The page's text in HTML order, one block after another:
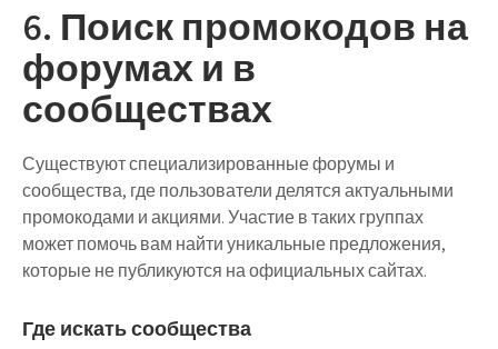
6. Поиск промокодов на
форумах и в
сообществах
Существуют специализированные форумы и
сообщества, где пользователи делятся актуальными
промокодами и акциями. Участие в таких группах
может помочь вам найти уникальные предложения,
которые не публикуются на официальных сайтах.
Где искать сообщества